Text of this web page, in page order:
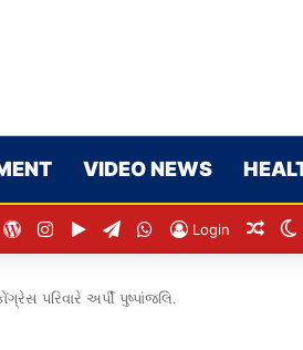
VIDEO NEWS
WordPress
Instagram
Google Play
TelegramWhatsApp
Login
પરિવારે અર્પી પુષ્પાંજલિ.